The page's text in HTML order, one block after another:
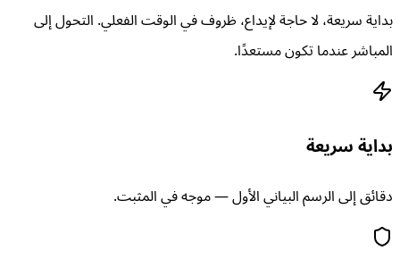
بداية سريعة، لا حاجة لإيداع، ظروف في الوقت الفعلي. التحول إلى
المباشر عندما تكون مستعدًا.
بداية سريعة
دقائق إلى الرسم البياني الأول — موجه في المثبت.